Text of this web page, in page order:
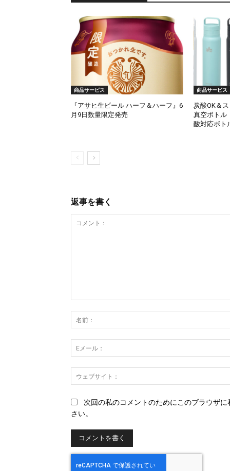
商品サービス
『アサヒ生ビール ハーフ＆ハーフ』6
月9日数量限定発売
商品サービス
炭酸OK＆
真空ボトル
酸対応ボト
返事を書く
ン
ト：
次回の私のコメントのためにこのブラウザ
さい。